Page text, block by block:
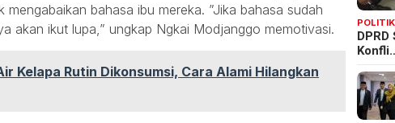
bahasa ibu mereka. ”Jika bahasa sudah
akan ikut lupa,” ungkap Ngkai Modjanggo memotivasi.
Kelapa Rutin Dikonsumsi, Cara Alami Hilangkan
POLITIK